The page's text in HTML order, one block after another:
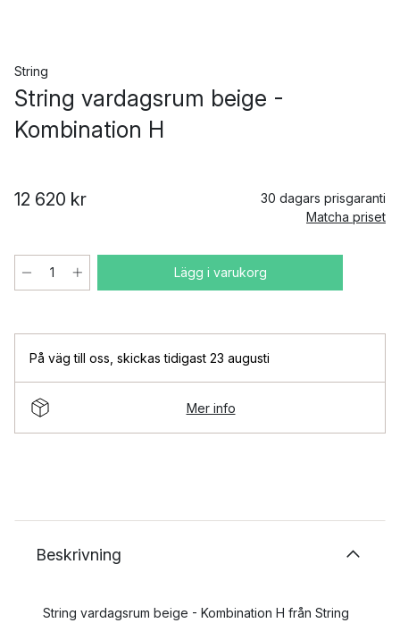
String
String vardagsrum beige -
Kombination H
12 620 kr
30 dagars prisgaranti
Matcha priset
Lägg i varukorg
På väg till oss skickas tidigast 23 augusti
Mer info
Beskrivning
String vardagsrum beige - Kombination H från String